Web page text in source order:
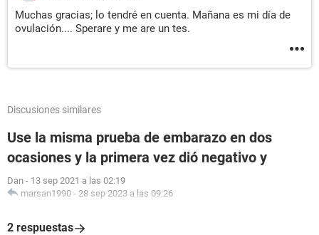
Muchas gracias; lo tendré en cuenta. Mañana es mi día de
ovulación.... Sperare y me are un tes.
Discusiones similares
Use la misma prueba de embarazo en dos
ocasiones y la primera vez dió negativo y
Dan - 13 sep 2021 a las 02:19
marsan1990 - 28 sep 2023 a las 09:26
2 respuestas